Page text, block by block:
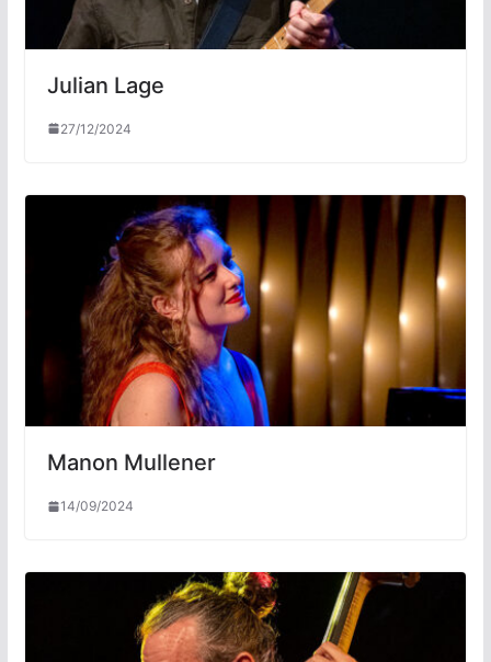
Julian Lage
27/12/2024
Manon Mullener
14/09/2024